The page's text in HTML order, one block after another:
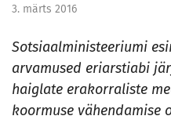
3. märts 2016
Sotsiaalministeeriumi
arvamused eriarstiabi
haiglate erakorraliste
koormuse vähendamise